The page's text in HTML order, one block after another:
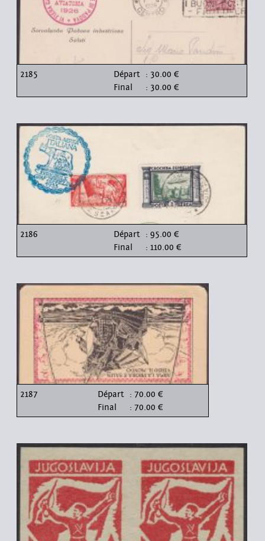
2185 Départ : 30.00 €
Final
: 30.00 €
2186 Départ : 95.00 €
Final
: 110.00 €
2187 Départ : 70.00 €
Final
: 70.00 €